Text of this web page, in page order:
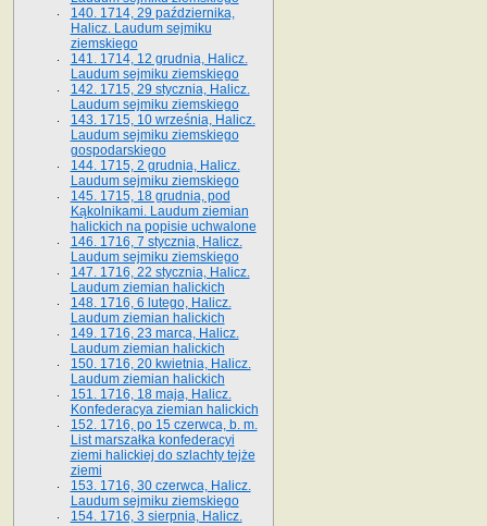
140. 1714, 29 października,
Halicz. Laudum sejmiku
ziemskiego
141. 1714, 12 grudnia, Halicz.
Laudum sejmiku ziemskiego
142. 1715, 29 stycznia, Halicz.
Laudum sejmiku ziemskiego
143. 1715, 10 września, Halicz.
Laudum sejmiku ziemskiego
gospodarskiego
144. 1715, 2 grudnia, Halicz.
Laudum sejmiku ziemskiego
145. 1715, 18 grudnia, pod
Kąkolnikami. Laudum ziemian
halickich na popisie uchwalone
146. 1716, 7 stycznia, Halicz.
Laudum sejmiku ziemskiego
147. 1716, 22 stycznia, Halicz.
Laudum ziemian halickich
148. 1716, 6 lutego, Halicz.
Laudum ziemian halickich
149. 1716, 23 marca, Halicz.
Laudum ziemian halickich
150. 1716, 20 kwietnia, Halicz.
Laudum ziemian halickich
151. 1716, 18 maja, Halicz.
Konfederacya ziemian halickich
152. 1716, po 15 czerwca, b. m.
List marszałka konfederacyi
ziemi halickiej do szlachty tejże
ziemi
153. 1716, 30 czerwca, Halicz.
Laudum sejmiku ziemskiego
154. 1716, 3 sierpnia, Halicz.